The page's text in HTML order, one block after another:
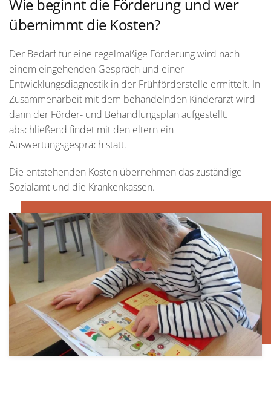
Wie beginnt die Förderung und wer
übernimmt die Kosten?
Der Bedarf für eine regelmäßige Förderung wird nach
einem eingehenden Gespräch und einer
Entwicklungsdiagnostik in der Frühförderstelle ermittelt. In
Zusammenarbeit mit dem behandelnden Kinderarzt wird
dann der Förder- und Behandlungsplan aufgestellt.
abschließend findet mit den eltern ein
Auswertungsgespräch statt.
Die entstehenden Kosten übernehmen das zuständige
Sozialamt und die Krankenkassen.